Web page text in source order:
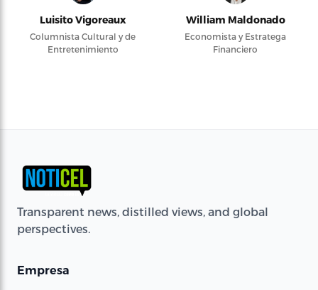
Luisito Vigoreaux
Columnista Cultural y de
Entretenimiento
William Maldonado
Economista y Estratega
Financiero
Transparent news, distilled views, and global
perspectives.
Empresa